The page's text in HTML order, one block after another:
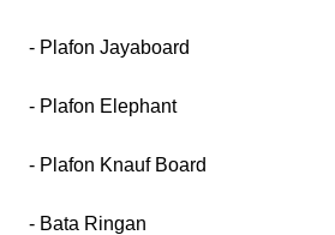
- Plafon Jayaboard
- Plafon Elephant
- Plafon Knauf Board
- Bata Ringan